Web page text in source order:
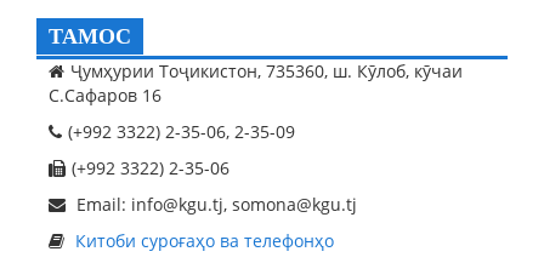
ТАМОС
Ҷумҳурии Тоҷикистон, 735360, ш. Кӯлоб, кӯчаи
С.Сафаров 16
(+992 3322) 2-35-06, 2-35-09
(+992 3322) 2-35-06
Email: info@kgu.tj, somona@kgu.tj
Китоби суроғаҳо ва телефонҳо